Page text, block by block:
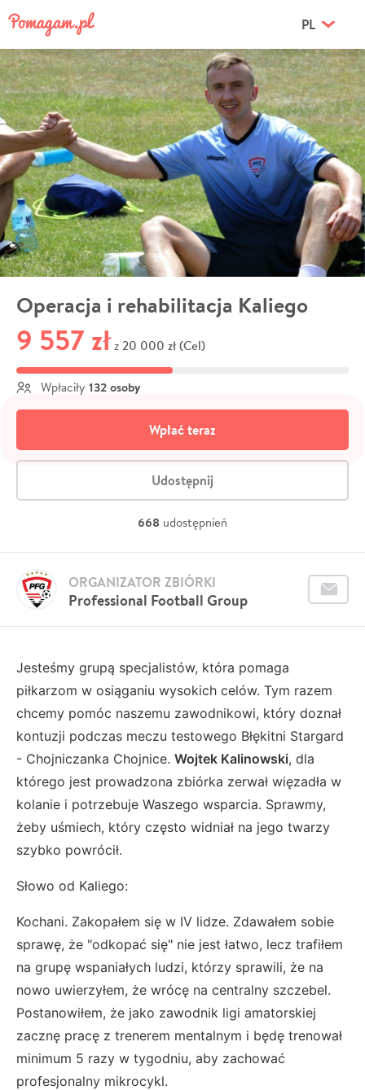
PL
Operacja i rehabilitacja Kaliego
9 557 zł z 20 000 zł (Cel)
Wpłaciły 132 osoby
Wpłać teraz
Udostępnij
668 udostępnień
Professional Football Group
ORGANIZATOR ZBIÓRKI
Jesteśmy grupą specjalistów, która pomaga
piłkarzom w osiąganiu wysokich celów. Tym razem
chcemy pomóc naszemu zawodnikowi, który doznał
kontuzji podczas meczu testowego Błękitni Stargard
- Chojniczanka Chojnice. Wojtek Kalinowski, dla
którego jest prowadzona zbiórka zerwał więzadła w
kolanie i potrzebuje Waszego wsparcia. Sprawmy,
żeby uśmiech, który często widniał na jego twarzy
szybko powrócił.
Słowo od Kaliego:
Kochani. Zakopałem się w IV lidze. Zdawałem sobie
sprawę, że "odkopać się" nie jest łatwo, lecz trafiłem
na grupę wspaniałych ludzi, którzy sprawili, że na
nowo uwierzyłem, że wrócę na centralny szczebel.
Postanowiłem, że jako zawodnik ligi amatorskiej
zacznę pracę z trenerem mentalnym i będę trenował
minimum 5 razy w tygodniu, aby zachować
profesjonalny mikrocykl.